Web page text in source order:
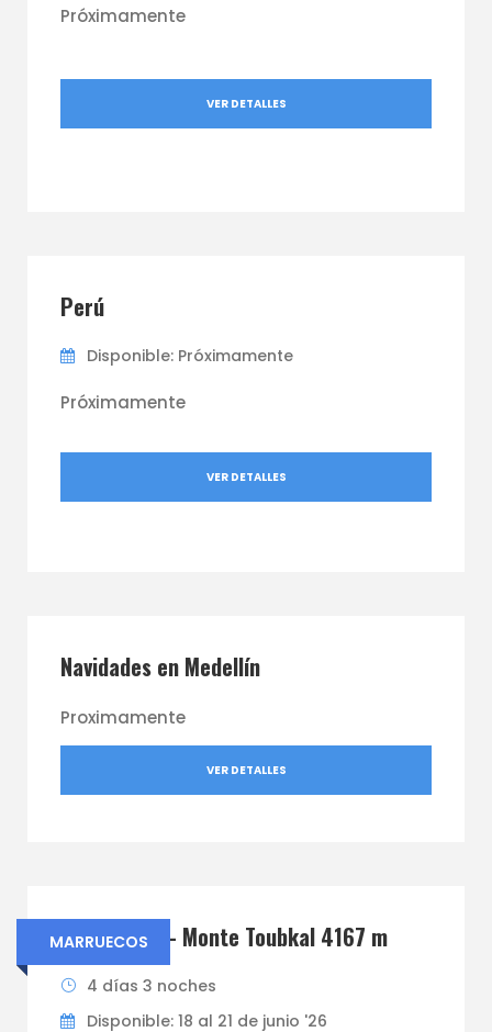
Próximamente
VER DETALLES
Perú
Disponible: Próximamente
Próximamente
VER DETALLES
Navidades en Medellín
Proximamente
VER DETALLES
MARRUECOS
Marruecos – Monte Toubkal 4167 m
4 días 3 noches
Disponible: 18 al 21 de junio '26